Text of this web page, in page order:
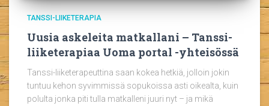
TANSSI-LIIKETERAPIA
Uusia askeleita matkallani – Tanssi-
liiketerapiaa Uoma portal -yhteisössä
Tanssi-liiketerapeuttina saan kokea hetkiä, jolloin jokin
tuntuu kehon syvimmissä sopukoissa asti oikealta, kuin
polulta jonka piti tulla matkalleni juuri nyt – ja mikä